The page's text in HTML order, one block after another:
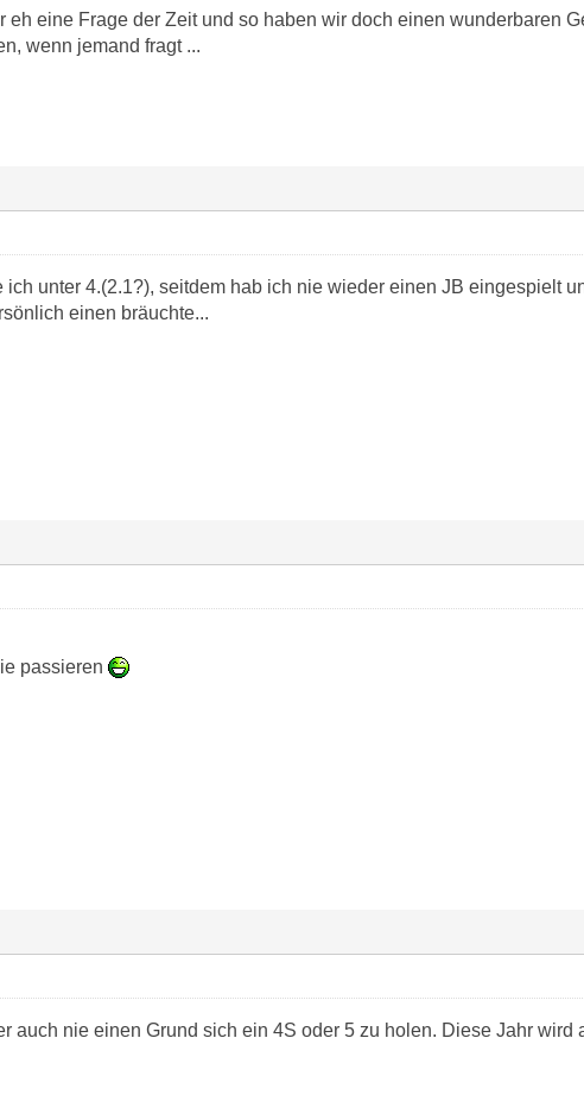
eh eine Frage der Zeit und so haben wir doch einen wunderbaren
wenn jemand fragt ...
ich unter 4.(2.1?), seitdem hab ich nie wieder einen JB eingespielt
einen bräuchte...
passieren
auch nie einen Grund sich ein 4S oder 5 zu holen. Diese Jahr wird